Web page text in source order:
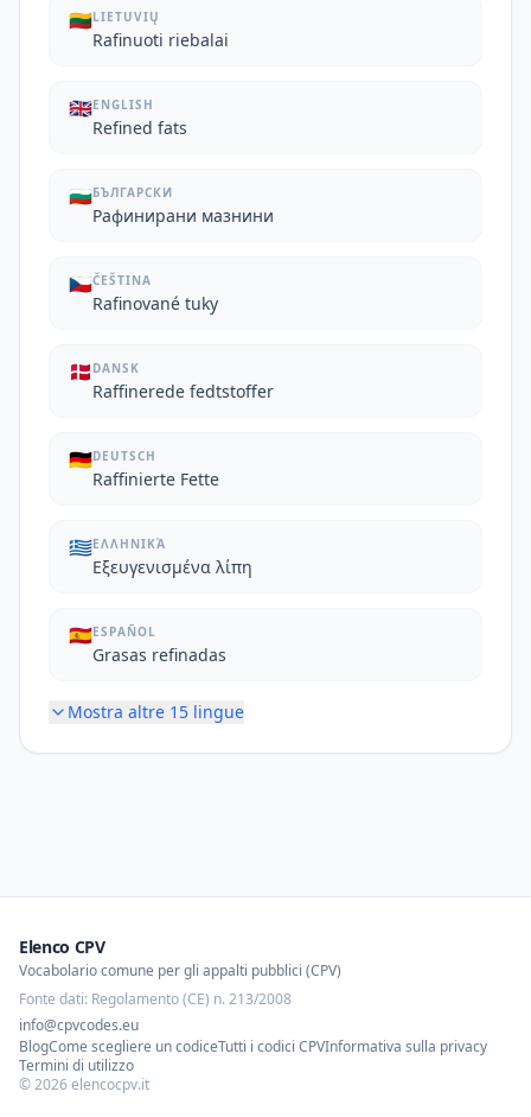
🇱🇹LIETUVIŲ
Rafinuoti riebalai
🇬🇧ENGLISH
Refined fats
🇧🇬БЪЛГАРСКИ
Рафинирани мазнини
🇨🇿ČEŠTINA
Rafinované tuky
🇩🇰 DANSK
Raffinerede fedtstoffer
🇩🇪DEUTSCH
Raffinierte Fette
🇬🇷ΕΛΛΗΝΙΚΆ
Εξευγενισμένα λίπη
🇪🇸ESPAÑOL
Grasas refinadas
Mostra altre 15 lingue
Elenco CPV
Vocabolario comune per gli appalti pubblici (CPV)
Fonte dati: Regolamento (CE) n. 213/2008
info@cpvcodes.eu
BlogCome scegliere un codiceTutti i codici CPVInformativa sulla privacy
Termini di utilizzo
©2026elencocpv.it